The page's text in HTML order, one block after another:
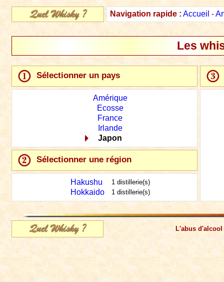
Navigation rapide : Accueil -
Les
Sélectionner un pays
Amérique
Ecosse
France
Irlande
Japon
Sélectionner une région
Hakushu 1 distillerie(s)
Hokkaido 1 distillerie(s)
L'abus